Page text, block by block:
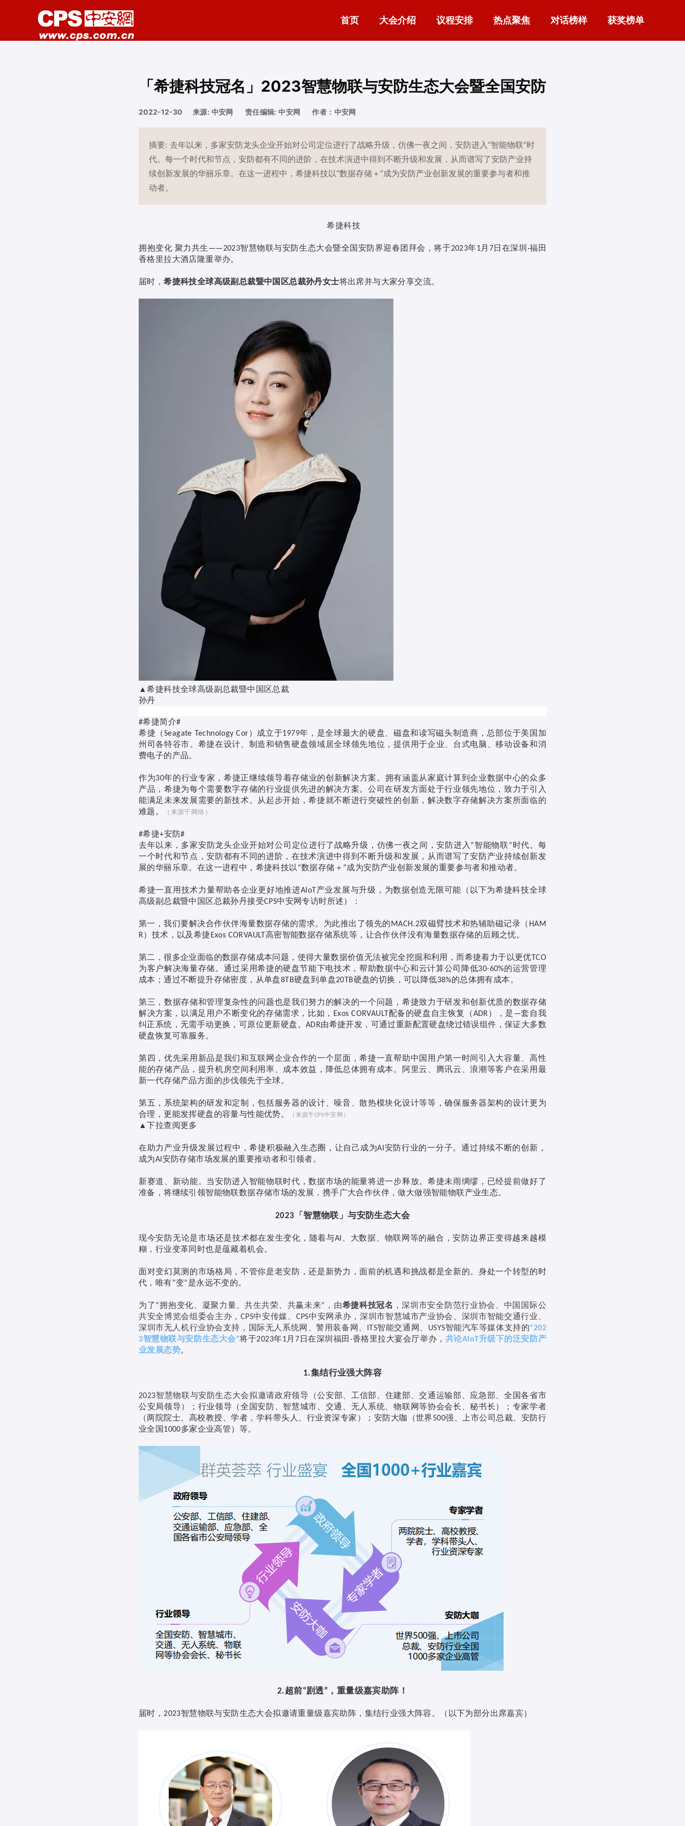
首页 大会介绍 议程安排 热点聚焦 对话榜样 获奖榜单
「希捷科技冠名」2023智慧物联与安防生态大会暨全国安防
2022-12-30 来源: 中安网 责任编辑: 中安网 作者：中安网
摘要: 去年以来，多家安防龙头企业开始对公司定位进行了战略升级，仿佛一夜之间，安防进入“智能物联”时
代。每一个时代和节点，安防都有不同的进阶，在技术演进中得到不断升级和发展，从而谱写了安防产业持
续创新发展的华丽乐章。在这一进程中，希捷科技以“数据存储＋”成为安防产业创新发展的重要参与者和推
动者。
希捷科技
拥抱变化 聚力共生——2023智慧物联与安防生态大会暨全国安防界迎春团拜会，将于2023年1月 7日在深圳 ·福田
香格里拉大酒店隆重举办。
届时，希捷科技全球高级副总裁暨中国区总裁孙丹女士将出席并与大家分享交流。
▲希捷科技全球高级副总裁暨中国区总裁
孙丹
#希捷简介#
希捷（Seagate Technology Cor）成立于1979年，是全球最大的硬盘、磁盘和读写磁头制造商，总部位于美国加
州司各特谷市。希捷在设计、制造和销售硬盘领域居全球领先地位，提供用于企业、台式电脑、移动设备和消
费电子的产品。
作为30年的行业专家，希捷正继续领导着存储业的创新解决方案。拥有涵盖从家庭计算到企业数据中心的众多
产品，希捷为每个需要数字存储的行业提供先进的解决方案。公司在研发方面处于行业领先地位，致力于引入
能满足未来发展需要的新技术。从起步开始，希捷就不断进行突破性的创新，解决数字存储解决方案所面临的
难题。
（来源于网络）
#希捷+安防#
去年以来，多家安防龙头企业开始对公司定位进行了战略升级，仿佛一夜之间，安防进入 “智能物联”时代。每
一个时代和节点，安防都有不同的进阶，在技术演进中得到不断升级和发展，从而谱写了安防产业持续创新发
展的华丽乐章。在这一进程中，希捷科技以 “数据存储＋ ”成为安防产业创新发展的重要参与者和推动者。
希捷一直用技术力量帮助各企业更好地推进AIoT 产业发展与升级，为数据创造无限可能（以下为希捷科技全球
高级副总裁暨中国区总裁孙丹接受CPS中安网专访时所述）：
第一，我们要解决合作伙伴海量数据存储的需求。为此推出了领先的 MACH.2双磁臂技术和热辅助磁记录（ HAM
R）技术，以及希捷 Exos CORVAULT 高密智能数据存储系统等，让合作伙伴没有海量数据存储的后顾之忧。
第二，很多企业面临的数据存储成本问题，使得大量数据价值无法被完全挖掘和利用，而希捷着力于以更优 TCO
为客户解决海量存储。通过采用希捷的硬盘节能下电技术，帮助数据中心和云计算公司降低30-60%的运营管理
成本；通过不断提升存储密度，从单盘8TB硬盘到单盘20TB硬盘的切换，可以降低38%的总体拥有成本。
第三，数据存储和管理复杂性的问题也是我们努力的解决的一个问题，希捷致力于研发和创新优质的数据存储
解决方案，以满足用户不断变化的存储需求，比如，
Exos CORVAULT 配备的硬盘自主恢复（ADR），是—套自我
纠正系统，无需手动更换，可原位更新硬盘。 ADR由希捷开发，可通过重新配置硬盘绕过错误组件，保证大多数
硬盘恢复可靠服务。
第四，优先采用新品是我们和互联网企业合作的一个层面，希捷一直帮助中国用户第一时间引入大容量、高性
能的存储产品，提升机房空间利用率、成本效益，降低总体拥有成本。阿里云、腾讯云、浪潮等客户在采用最
新一代存储产品方面的步伐领先于全球。
第五，系统架构的研发和定制，包括服务器的设计、噪音、散热模块化设计等等，确保服务器架构的设计更为
合理，更能发挥硬盘的容量与性能优势。
（来源于CPS中安网）
▲ 下拉查阅更多
在助力产业升级发展过程中，希捷积极融入生态圈，让自己成为AI 安防行业的一分子。通过持续不断的创新，
成为AI 安防存储市场发展的重要推动者和引领者。
新赛道、新动能。当安防进入智能物联时代，数据市场的能量将进一步释放。希捷未雨绸缪，已经提前做好了
准备，将继续引领智能物联数据存储市场的发展，携手广大合作伙伴，做大做强智能物联产业生态。
2023 「智慧物联」与安防生态大会
现今安防无论是市场还是技术都在发生变化，随着与AI
、大数据、物联网等的融合，安防边界正变得越来越模
糊，行业变革同时也是蕴藏着机会。
面对变幻莫测的市场格局，不管你是老安防，还是新势力，面前的机遇和挑战都是全新的。身处一个转型的时
代，唯有“变”是永远不变的。
为了“拥抱变化、凝聚力量、共生共荣、共赢未来” ，由希捷科技冠名 ，深圳市安全防范行业协会、中国国际公
共安全博览会组委会主办， CPS中安传媒、 CPS中安网承办，深圳市智慧城市产业协会、深圳市智能交通行业、
深圳市无人机行业协会支持，国际无人系统网、警用装备网、
ITS智能交通网、 USYS智能汽车等媒体支持的“202
3智慧物联与安防生态大会”将于2023年1月 7 日在深圳福田 ·香格里拉大宴会厅举办， 共论AloT升级下的泛安防产
业发展态势。
1.集结行业强大阵容
2023智慧物联与安防生态大会拟邀请政府领导（公安部、工信部、住建部、交通运输部、应急部、全国各省市
公安局领导）；行业领导（全国安防、智慧城市、交通、无人系统、物联网等协会会长、秘书长）；专家学者
（两院院士、高校教授、学者，学科带头人、行业资深专家）；安防大咖（世界500强、上市公司总裁、安防行
业全国 1000多家企业高管）等。
2.超前“剧透” ，重量级嘉宾助阵！
届时， 2023智慧物联与安防生态大会拟邀请重量级嘉宾助阵，集结行业强大阵容。（以下为部分出席嘉宾）